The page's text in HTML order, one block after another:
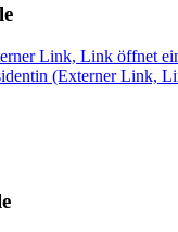
Link, Link öffnet
(Externer Link,